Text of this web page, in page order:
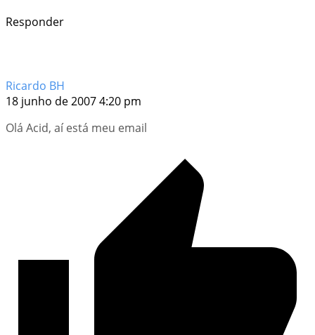
Responder
Ricardo BH
18 junho de 2007 4:20 pm
Olá Acid, aí está meu email